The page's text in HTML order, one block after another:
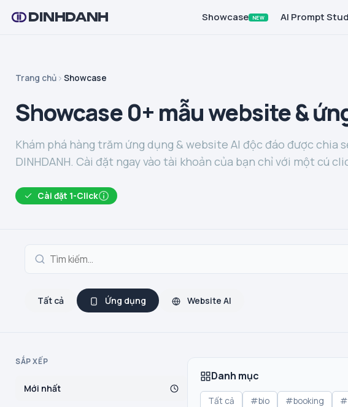
DINHDANH Showcase NEW AI Prompt
Trang chủ Showcase
Showcase 0+ mẫu website &
Khám phá hàng trăm ứng dụng & website AI độc đáo được chia
DINHDANH. Cài đặt ngay vào tài khoản của bạn chỉ với một cú
Cài đặt 1-Click
Tất cả Ứng dụng Website AI
SẮP XẾP
Mới nhất
Danh mục
Tất cả #bio #booking